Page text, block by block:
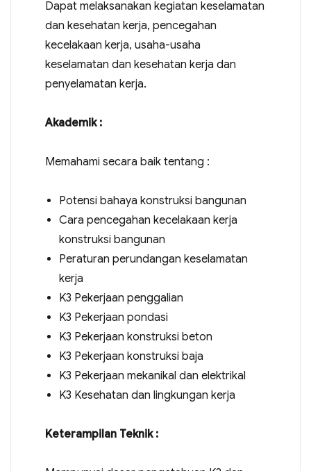
Dapat melaksanakan kegiatan keselamatan
dan kesehatan kerja, pencegahan
kecelakaan kerja, usaha-usaha
keselamatan dan kesehatan kerja dan
penyelamatan kerja.
Akademik :
Memahami secara baik tentang :
Potensi bahaya konstruksi bangunan
Cara pencegahan kecelakaan kerja
konstruksi bangunan
Peraturan perundangan keselamatan
kerja
K3 Pekerjaan penggalian
K3 Pekerjaan pondasi
K3 Pekerjaan konstruksi beton
K3 Pekerjaan konstruksi baja
K3 Pekerjaan mekanikal dan elektrikal
K3 Kesehatan dan lingkungan kerja
Keterampilan Teknik :